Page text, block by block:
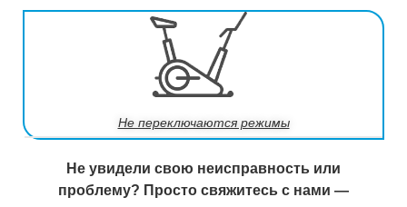
Не переключаются режимы
Не увидели свою неисправность или
проблему? Просто свяжитесь с нами —